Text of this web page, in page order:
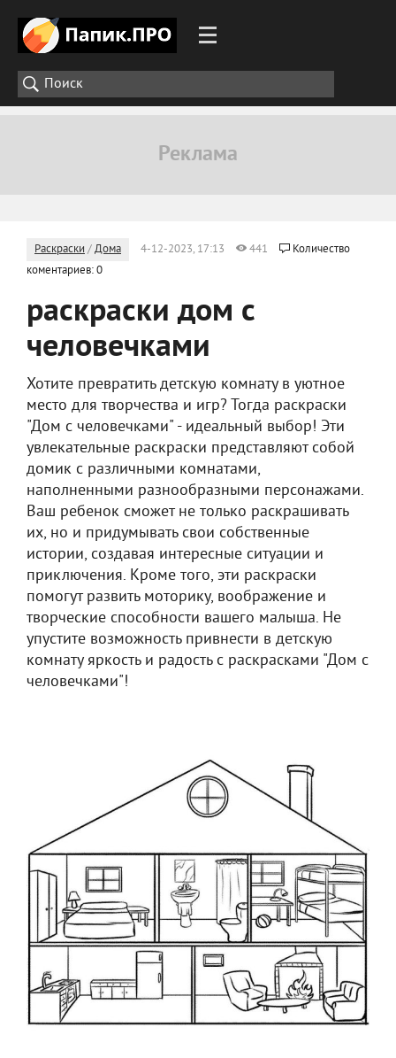
Раскраски /Дома 4-12-2023, 17:13 441
Количество
коментариев: 0
раскраски дом с
человечками
Хотите превратить детскую комнату в уютное
место для творчества и игр? Тогда раскраски
"Дом с человечками" - идеальный выбор! Эти
увлекательные раскраски представляют собой
домик с различными комнатами,
наполненными разнообразными персонажами.
Ваш ребенок сможет не только раскрашивать
их, но и придумывать свои собственные
истории, создавая интересные ситуации и
приключения. Кроме того, эти раскраски
помогут развить моторику, воображение и
творческие способности вашего малыша. Не
упустите возможность привнести в детскую
комнату яркость и радость с раскрасками "Дом с
человечками"!